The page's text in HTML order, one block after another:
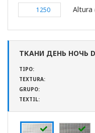
Altura
ТКАНИ ДЕНЬ НОЧЬ